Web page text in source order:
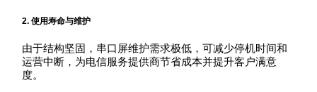
2.使用寿命与维护
由于结构坚固，串口屏维护需求极低，可减少停机时间和
运营中断，为电信服务提供商节省成本并提升客户满意
度。